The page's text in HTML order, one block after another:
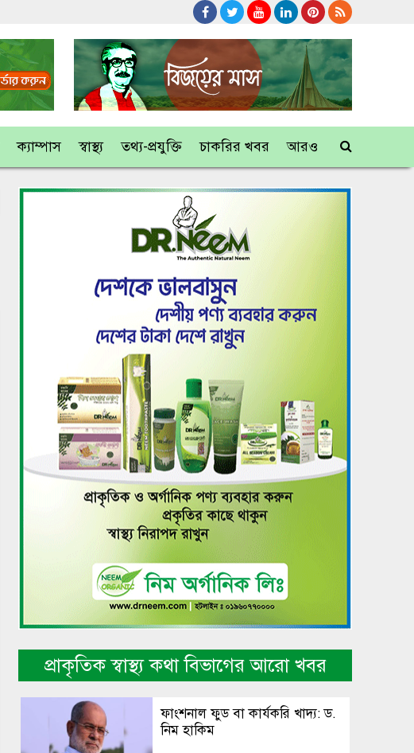
ক্যাম্পাস স্বাস্থ্য তথ্য-প্রযুক্তি চাকরির খবর আরও
প্রাকৃতিক স্বাস্থ্য কথা বিভাগের আরো খবর
ফাংশনাল ফুড বা কার্যকরি খাদ্য: ড.
নিম হাকিম